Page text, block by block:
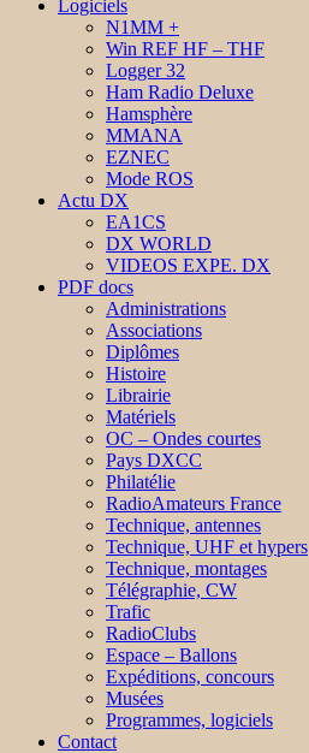
Logiciels
N1MM +
Win REF HF – THF
Logger 32
Ham Radio Deluxe
Hamsphère
MMANA
EZNEC
Mode ROS
Actu DX
EA1CS
DX WORLD
VIDEOS EXPE. DX
PDF docs
Administrations
Associations
Diplômes
Histoire
Librairie
Matériels
OC – Ondes courtes
Pays DXCC
Philatélie
RadioAmateurs France
Technique, antennes
Technique, UHF et hypers
Technique, montages
Télégraphie, CW
Trafic
RadioClubs
Espace – Ballons
Expéditions, concours
Musées
Programmes, logiciels
Contact